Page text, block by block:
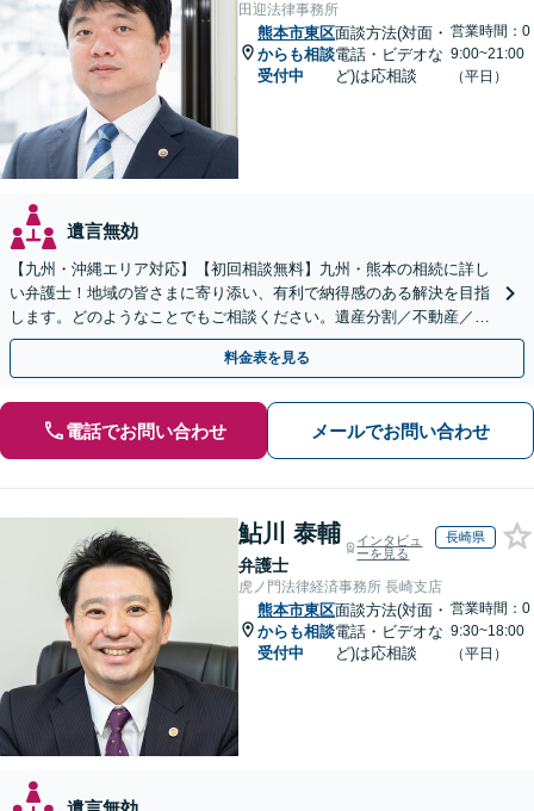
田迎法律事務所
熊本市東区
からも相談
受付中
面談方法(対面・
電話・ビデオな
ど)は応相談
営業時間：0
9:00~21:00
（平日）
遺言無効
【九州・沖縄エリア対応】【初回相談無料】九州・熊本の相続に詳し
い弁護士！地域の皆さまに寄り添い、有利で納得感のある解決を目指
します。どのようなことでもご相談ください。遺産分割／不動産／遺
言書／使い込み／寄与分／遺留分／相続放棄【完全個室】
料金表を見る
電話でお問い合わせ メールでお問い合わせ
鮎川 泰輔
弁護士
インタビュ
ーを見る
長崎県
虎ノ門法律経済事務所 長崎支店
熊本市東区
からも相談
受付中
面談方法(対面・
電話・ビデオな
ど)は応相談
営業時間：0
9:30~18:00
（平日）